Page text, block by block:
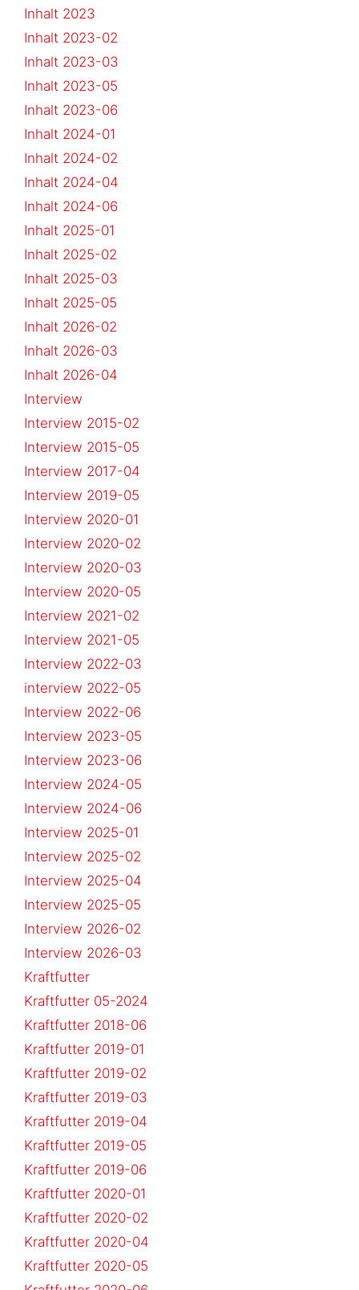
Inhalt 2023
Inhalt 2023-02
Inhalt 2023-03
Inhalt 2023-05
Inhalt 2023-06
Inhalt 2024-01
Inhalt 2024-02
Inhalt 2024-04
Inhalt 2024-06
Inhalt 2025-01
Inhalt 2025-02
Inhalt 2025-03
Inhalt 2025-05
Inhalt 2026-02
Inhalt 2026-03
Inhalt 2026-04
Interview
Interview 2015-02
Interview 2015-05
Interview 2017-04
Interview 2019-05
Interview 2020-01
Interview 2020-02
Interview 2020-03
Interview 2020-05
Interview 2021-02
Interview 2021-05
Interview 2022-03
interview 2022-05
Interview 2022-06
Interview 2023-05
Interview 2023-06
Interview 2024-05
Interview 2024-06
Interview 2025-01
Interview 2025-02
Interview 2025-04
Interview 2025-05
Interview 2026-02
Interview 2026-03
Kraftfutter
Kraftfutter 05-2024
Kraftfutter 2018-06
Kraftfutter 2019-01
Kraftfutter 2019-02
Kraftfutter 2019-03
Kraftfutter 2019-04
Kraftfutter 2019-05
Kraftfutter 2019-06
Kraftfutter 2020-01
Kraftfutter 2020-02
Kraftfutter 2020-04
Kraftfutter 2020-05